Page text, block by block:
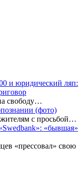
и юридический ляп:
свободу…
(фото)
с просьбой…
«бывшая»
«прессовал» свою